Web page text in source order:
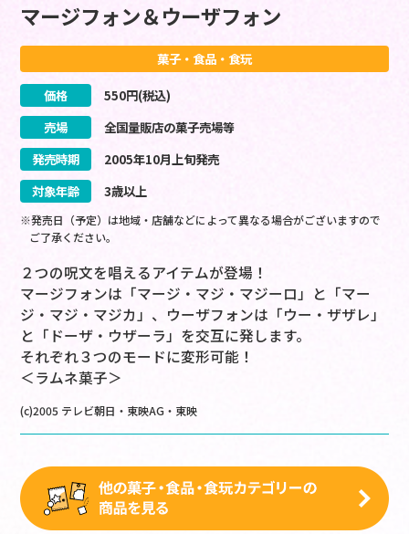
マージフォン＆ウーザフォン
菓子・食品・食玩
価格 550円(税込)
売場
全国量販店の菓子売場等
発売時期
2005年10月上旬発売
対象年齢
3歳以上
※発売日（予定）は地域・店舗などによって異なる場合がございますので
ご了承ください。
２つの呪文を唱えるアイテムが登場！
マージフォンは「マージ・マジ・マジーロ」と「マー
ジ・マジ・マジカ」、ウーザフォンは「ウー・ザザレ」
と「ドーザ・ウザーラ」を交互に発します。
それぞれ３つのモードに変形可能！
＜ラムネ菓子＞
(c)2005 テレビ朝日・東映AG・東映